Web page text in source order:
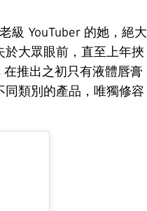
級 YouTuber 的她，絕大
大眾眼前，直至上年挾
推出之初只有液體唇膏
類別的產品，唯獨修容